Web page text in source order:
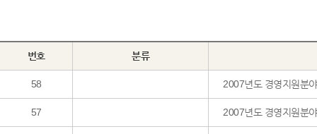
번호 분류
58 2007년도 경영지원분
57 2007년도 경영지원분